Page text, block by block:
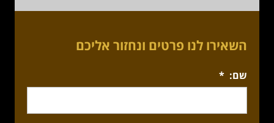
השאירו לנו פרטים ונחזור אליכם
שם: *